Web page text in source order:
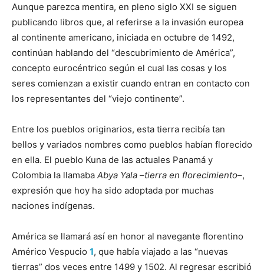
Aunque parezca mentira, en pleno siglo XXI se siguen
publicando libros que, al referirse a la invasión europea
al continente americano, iniciada en octubre de 1492,
continúan hablando del “descubrimiento de América”,
concepto eurocéntrico según el cual las cosas y los
seres comienzan a existir cuando entran en contacto con
los representantes del “viejo continente”.
Entre los pueblos originarios, esta tierra recibía tan
bellos y variados nombres como pueblos habían florecido
en ella. El pueblo Kuna de las actuales Panamá y
Colombia la llamaba Abya Yala –tierra en florecimiento–,
expresión que hoy ha sido adoptada por muchas
naciones indígenas.
América se llamará así en honor al navegante florentino
Américo Vespucio 1, que había viajado a las “nuevas
tierras” dos veces entre 1499 y 1502. Al regresar escribió